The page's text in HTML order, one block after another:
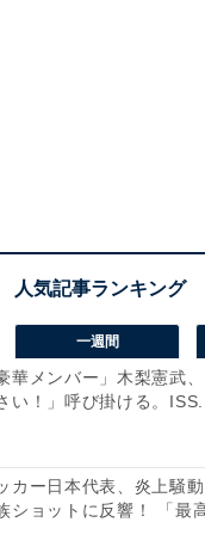
一週間
華メンバー」木梨憲武、
い！」呼び掛ける。
カー日本代表、炎上騒
ショットに反響！ 「最